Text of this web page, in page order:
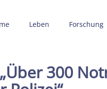
Leben Forschung
300